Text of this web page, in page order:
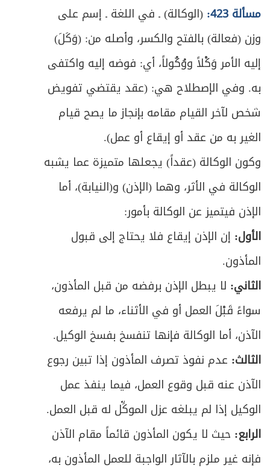
مسألة 423:
(الوكالة) ـ في اللغة ـ إسم على
وزن (فعالة) بالفتح والكسر، وأصله من: (وَكَلَ)
إليه الأمر وَكْلاً ووُكُولاً، أي: فوضه إليه واكتفى
به. وفي الإصطلاح هي: (عقد يقتضي تفويض
شخص لآخر القيام مقامه بإنجاز ما يصح قيام
الغير به من عقد أو إيقاع أو عمل).
وكون الوكالة (عقداً) يجعلها متميزة عما يشبه
الوكالة في الأثر، وهما (الإذن) و(النيابة)، أما
الإذن فيتميز عن الوكالة بأمور:
الأول: إن الإذن إيقاع فلا يحتاج إلى قبول
المأذون.
الثاني: لا يبطل الإذن برفضه من قبل المأذون،
سواءً قَبْلَ العمل أو في الأثناء، ما لم يرفعه
الآذن، أما الوكالة فإنها تنفسخ بفسخ الوكيل.
الثالث: عدم نفوذ تصرف المأذون إذا تبين رجوع
الآذن عنه قبل وقوع العمل، فيما ينفذ عمل
الوكيل إذا لم يبلغه عزل الموكِّل له قبل العمل.
الرابع: حيث لا يكون المأذون قائماً مقام الآذن
فإنه غير ملزم بالآثار الواجبة للعمل المأذون به،
361
والمعاهد
364
المبحث الثالث: في متعلق اليمين والنذر
والعهد
ص
367 المبحث الرابع: في أحكام الوفاء بالنذر والحنث
374 الباب الرابع: في الكفّارات
ص
376 المبحث الأول: في موجبات الكفارة وخصالها
380 المبحث الثاني: في كيفية القيام بكل خصلة
ص
392 الباب الخامس: في الأطعمة والأشربة
395
المبحث الأول: في ما يحرم تناوله من الأطعمة
والأشربة
ص400 المبحث الثاني: في ما يحل تناوله عند الاضطرار
408 القسم الثاني: في أحكام الزواج والأسرة
ص
413 مدخل في أحكام العلاقة بين الرجل والمرأة
ص
415 العلاقة بين الرجل والمَرأة
422 الباب الأول: في الزواج